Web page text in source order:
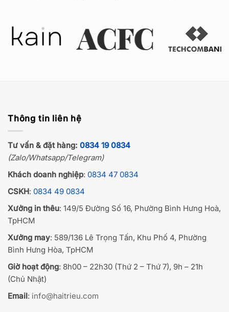
Thông tin liên hệ
Tư vấn & đặt hàng: 0834 19 0834
(Zalo/Whatsapp/Telegram)
Khách doanh nghiệp: 0834 47 0834
CSKH: 0834 49 0834
Xưởng in thêu: 149/5 Đường Số 16, Phường Bình Hưng Hoà,
TpHCM
Xưởng may: 589/136 Lê Trọng Tấn, Khu Phố 4, Phường
Bình Hưng Hòa, TpHCM
Giờ hoạt động: 8h00 – 22h30 (Thứ 2 – Thứ 7), 9h – 21h
(Chủ Nhật)
Email: info@haitrieu.com